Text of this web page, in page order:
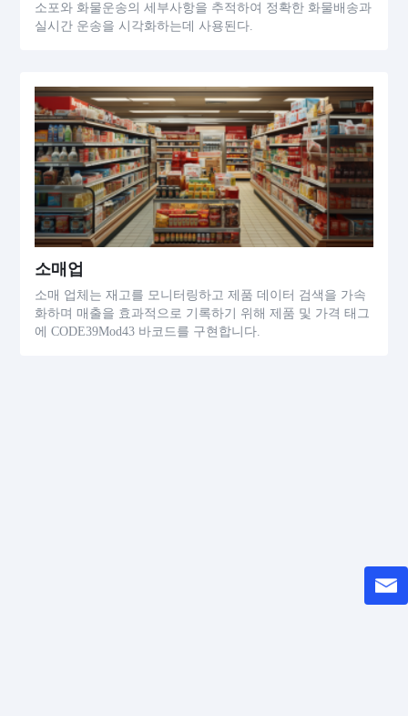
소포와 화물운송의 세부사항을 추적하여 정확한 화물배송과
실시간 운송을 시각화하는데 사용된다.
소매업
소매 업체는 재고를 모니터링하고 제품 데이터 검색을 가속
화하며 매출을 효과적으로 기록하기 위해 제품 및 가격 태그
에 CODE39Mod43 바코드를 구현합니다.